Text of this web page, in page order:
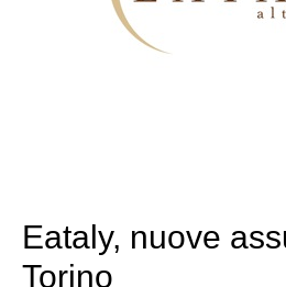
Eataly, nuove
Torino